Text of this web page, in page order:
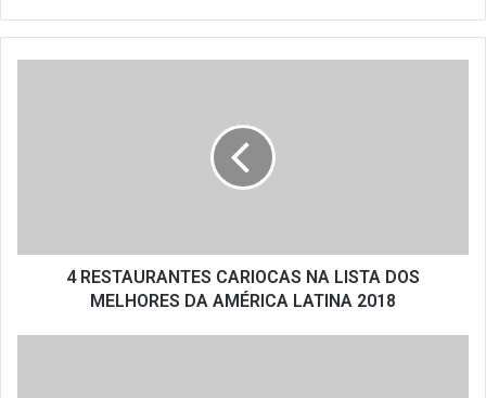
AMÉRICA
4 RESTAURANTES CARIOCAS NA LISTA DOS
MELHORES DA AMÉRICA LATINA 2018